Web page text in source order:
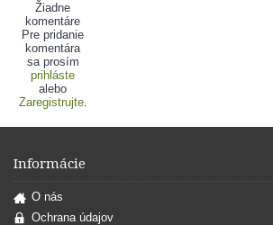
Žiadne
komentáre
Pre pridanie
komentára
sa prosím
prihláste
alebo
Zaregistrujte.
Informácie
O nás
Ochrana údajov